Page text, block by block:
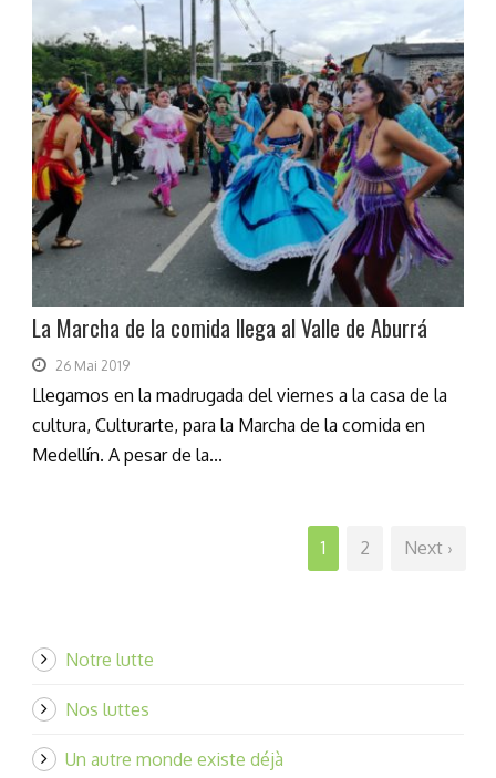
La Marcha de la comida llega al Valle de Aburrá
26 Mai 2019
Llegamos en la madrugada del viernes a la casa de la
cultura, Culturarte, para la Marcha de la comida en
Medellín. A pesar de la...
1 2 Next ›
Notre lutte
Nos luttes
Un autre monde existe déjà